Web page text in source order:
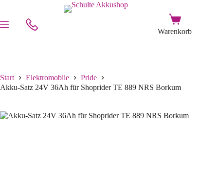
Start Elektromobile
Pride
Akku-Satz 24V 36Ah für Shoprider TE 889 NRS Borkum